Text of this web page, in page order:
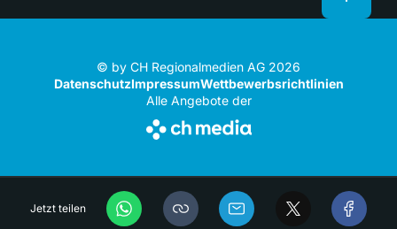
Jetzt teilen
© by CH Regionalmedien AG 2026
DatenschutzImpressumWettbewerbsrichtlinien
Alle Angebote der